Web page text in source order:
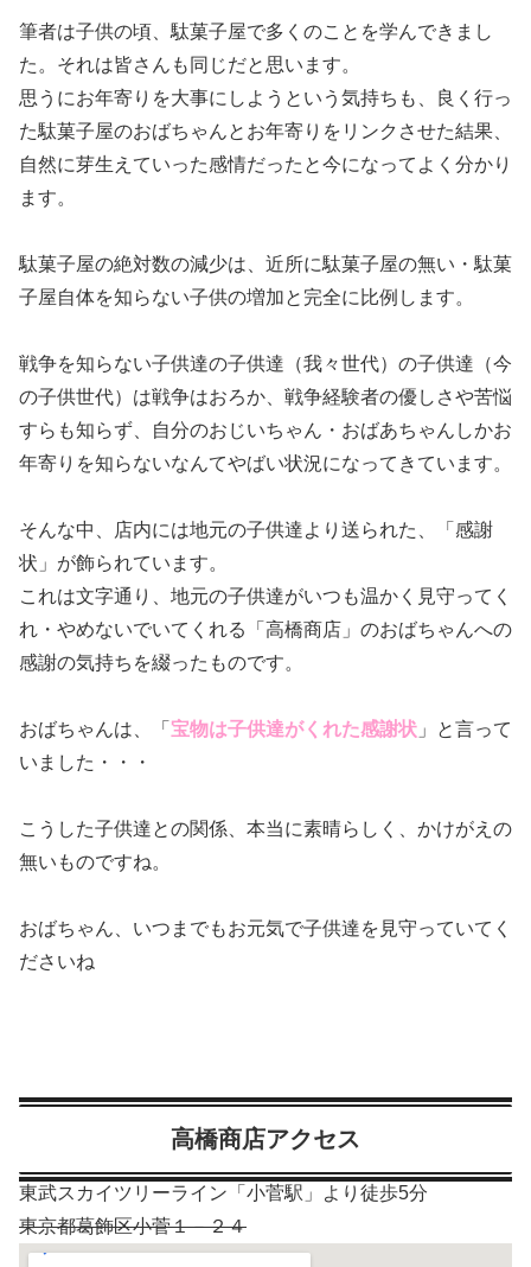
筆者は子供の頃、駄菓子屋で多くのことを学んできまし
た。それは皆さんも同じだと思います。
思うにお年寄りを大事にしようという気持ちも、良く行っ
た駄菓子屋のおばちゃんとお年寄りをリンクさせた結果、
自然に芽生えていった感情だったと今になってよく分かり
ます。
駄菓子屋の絶対数の減少は、近所に駄菓子屋の無い・駄菓
子屋自体を知らない子供の増加と完全に比例します。
戦争を知らない子供達の子供達（我々世代）の子供達（今
の子供世代）は戦争はおろか、戦争経験者の優しさや苦悩
すらも知らず、自分のおじいちゃん・おばあちゃんしかお
年寄りを知らないなんてやばい状況になってきています。
そんな中、店内には地元の子供達より送られた、「感謝
状」が飾られています。
これは文字通り、地元の子供達がいつも温かく見守ってく
れ・やめないでいてくれる「高橋商店」のおばちゃんへの
感謝の気持ちを綴ったものです。
おばちゃんは、「 宝物は子供達がくれた感謝状 」と言って
いました・・・
こうした子供達との関係、本当に素晴らしく、かけがえの
無いものですね。
おばちゃん、いつまでもお元気で子供達を見守っていてく
ださいね
高橋商店アクセス
東武スカイツリーライン「小菅駅」より徒歩5分
東京都葛飾区小菅１－２４